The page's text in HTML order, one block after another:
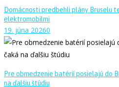
Domácnosti predbehli plány Bruselu
elektromobilmi
19. júna 20260
Pre obmedzenie batérií posielajú do
na ďalšiu štúdiu